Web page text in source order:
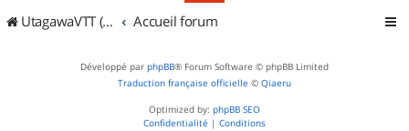
UtagawaVTT (Randos VTT et VTTAE avec traces GPS) Accueil forum
Développé par phpBB® Forum Software © phpBB Limited
Traduction française officielle © Qiaeru
Optimized by: phpBB SEO
Confidentialité | Conditions